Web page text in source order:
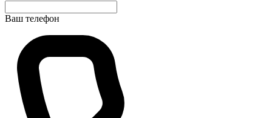
Ваш телефон